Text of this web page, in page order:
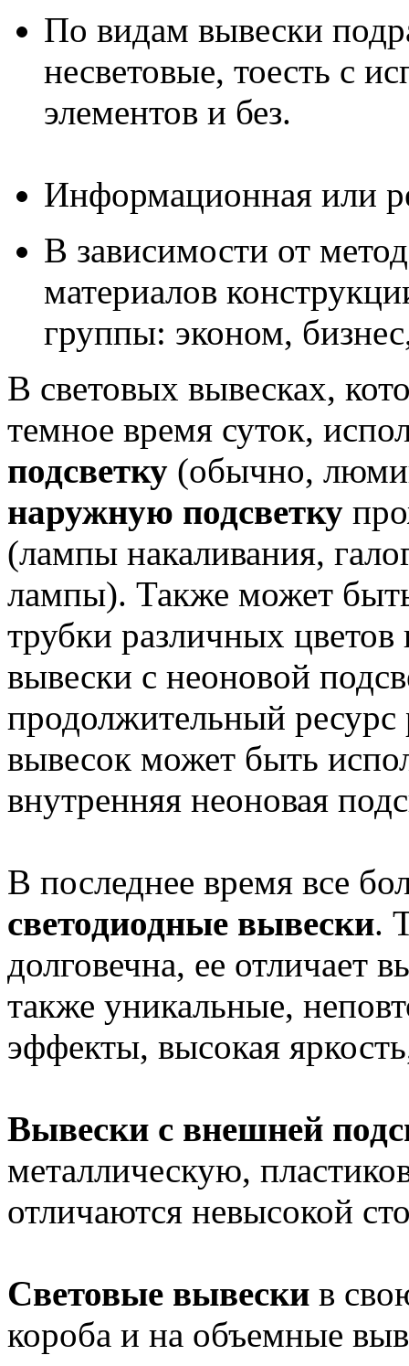
По видам вывески
несветовые, тоесть с
элементов и без.
Информационная или
В зависимости от
материалов
группы: эконом,
В световых вывесках,
темное время суток,
подсветку (обычно,
наружную подсветку
(лампы накаливания,
лампы). Также может
трубки различных
вывески с неоновой
продолжительный
вывесок может быть
внутренняя неоновая
В последнее время все
светодиодные вывески.
долговечна, ее отличает
также уникальные,
эффекты, высокая
Вывески с внешней
металлическую,
отличаются невысокой
Световые вывески в
короба и на объемные